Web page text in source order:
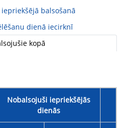
balsošanā
dienā iecirknī
kopā
Nobalsojuši iepriekšējās
dienās